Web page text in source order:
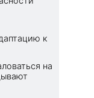
к
на